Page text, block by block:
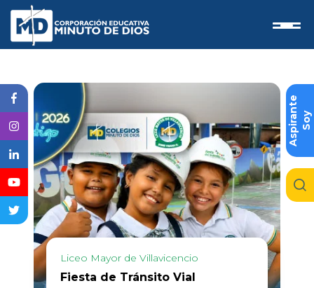
S
o
y
A
s
p
i
r
a
n
t
e
Liceo Mayor de Villavicencio
Fiesta de Tránsito Vial